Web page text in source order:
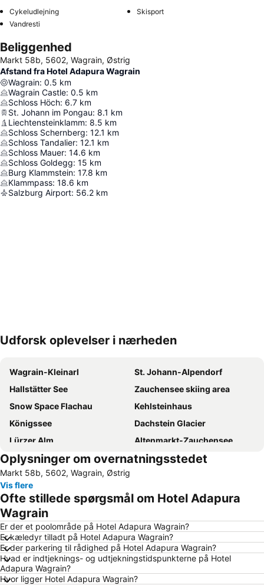
Cykeludlejning
Skisport
Vandresti
Beliggenhed
Markt 58b, 5602, Wagrain, Østrig
Afstand fra Hotel Adapura Wagrain
Wagrain: 0.5 km
Wagrain Castle: 0.5 km
Schloss Höch: 6.7 km
St. Johann im Pongau: 8.1 km
Liechtensteinklamm: 8.5 km
Schloss Schernberg: 12.1 km
Schloss Tandalier: 12.1 km
Schloss Mauer: 14.6 km
Schloss Goldegg: 15 km
Burg Klammstein: 17.8 km
Klammpass: 18.6 km
Salzburg Airport: 56.2 km
Udvid kort
Udforsk oplevelser i nærheden
Wagrain-Kleinarl
St. Johann-Alpendorf
Hallstätter See
Zauchensee skiing area
Snow Space Flachau
Kehlsteinhaus
Königssee
Dachstein Glacier
Lürzer Alm
Altenmarkt-Zauchensee
Dorfgastein - Großarltal
Sigmund-Thun-Klamm
Almabtrieb am Königssee
Skigebiet Sportwelt Amadé
Nationalpark Berchtesgaden
Rodelbahn Lucky Flitzer
Hochkönigs Winterreich - Mühlbach Dienten Maria Alm
Ramsau am Dachstein
Eisriesenwelt
Schmittenhöhe skiing area
Kitzsteinhorn
Eselpark Maltatal
Sportgastein
Bikepark
Oplysninger om overnatningsstedet
Markt 58b, 5602, Wagrain, Østrig
Vis flere
Ofte stillede spørgsmål om Hotel Adapura
Wagrain
Er der et poolområde på Hotel Adapura Wagrain?
Er kæledyr tilladt på Hotel Adapura Wagrain?
Er der parkering til rådighed på Hotel Adapura Wagrain?
Hvad er indtjeknings- og udtjekningstidspunkterne på Hotel
Adapura Wagrain?
Hvor ligger Hotel Adapura Wagrain?